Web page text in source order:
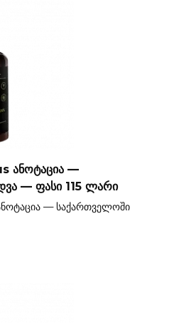
ანოტაცია —
— ფასი 115 ლარი
— საქართველოში